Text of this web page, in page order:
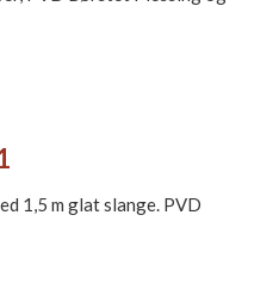
1,5 m glat slange. PVD